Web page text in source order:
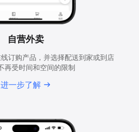
自营外卖
订购产品，并选择配送到家或到店
再受时间和空间的限制
进一步了解